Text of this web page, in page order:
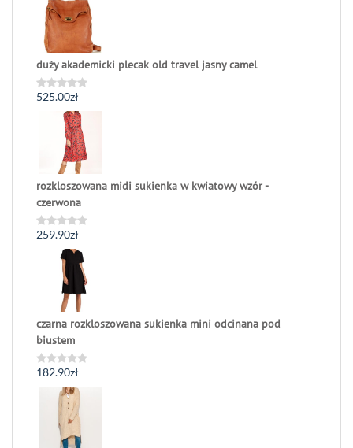
duży akademicki plecak old travel jasny camel
Oceniono
525.00zł
rozkloszowana midi sukienka w kwiatowy wzór -
czerwona
Oceniono
259.90zł
czarna rozkloszowana sukienka mini odcinana pod
biustem
Oceniono
182.90zł